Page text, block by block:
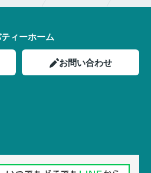
ティーホーム
お問い合わせ